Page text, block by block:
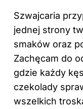
Szwajcaria
jednej strony
smaków oraz
Zachęcam do
gdzie każdy
czekolady
wszelkich